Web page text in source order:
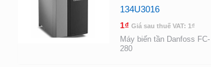
134U3016
1₫ Giá sau thuế VAT: 1 ₫
Máy biến tần Danfoss FC-
280